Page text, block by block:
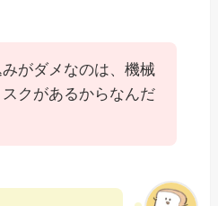
がダメなのは、機械
クがあるからなんだ